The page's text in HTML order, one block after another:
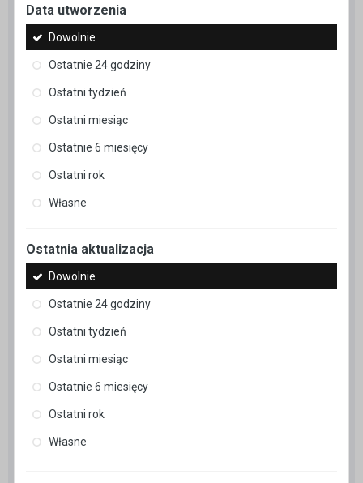
Data utworzenia
Dowolnie
Ostatnie 24 godziny
Ostatni tydzień
Ostatni miesiąc
Ostatnie 6 miesięcy
Ostatni rok
Własne
Ostatnia aktualizacja
Dowolnie
Ostatnie 24 godziny
Ostatni tydzień
Ostatni miesiąc
Ostatnie 6 miesięcy
Ostatni rok
Własne